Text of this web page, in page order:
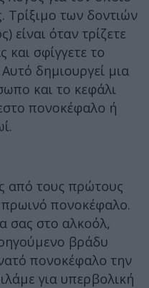
Τρίξιμο των δοντιών
είναι όταν τρίζετε
και σφίγγετε το
δημιουργεί μια
και το κεφάλι
πονοκέφαλο ή
από τους πρώτους
πρωινό πονοκέφαλο.
σας στο αλκοόλ,
βράδυ
πονοκέφαλο την
για υπερβολική